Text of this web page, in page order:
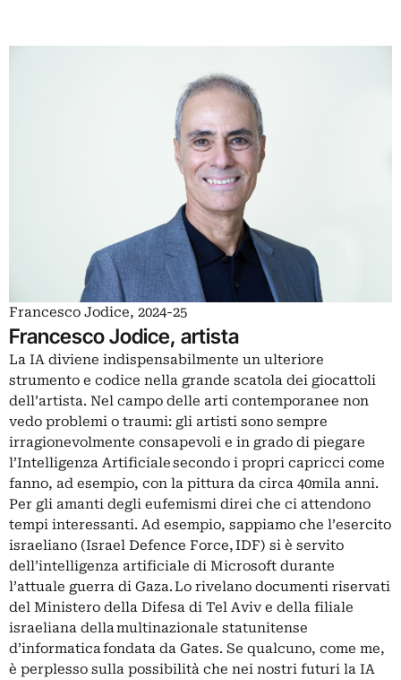
Francesco Jodice, 2024-25
Francesco Jodice, artista
La IA diviene indispensabilmente un ulteriore
strumento e codice nella grande scatola dei giocattoli
dell’artista. Nel campo delle arti contemporanee non
vedo problemi o traumi: gli artisti sono sempre
irragionevolmente consapevoli e in grado di piegare
l’Intelligenza Artificiale secondo i propri capricci come
fanno, ad esempio, con la pittura da circa 40mila anni.
Per gli amanti degli eufemismi direi che ci attendono
tempi interessanti. Ad esempio, sappiamo che l’esercito
israeliano (Israel Defence Force, IDF) si è servito
dell’intelligenza artificiale di Microsoft durante
l’attuale guerra di Gaza. Lo rivelano documenti riservati
del Ministero della Difesa di Tel Aviv e della filiale
israeliana della multinazionale statunitense
d’informatica fondata da Gates. Se qualcuno, come me,
è perplesso sulla possibilità che nei nostri futuri la IA